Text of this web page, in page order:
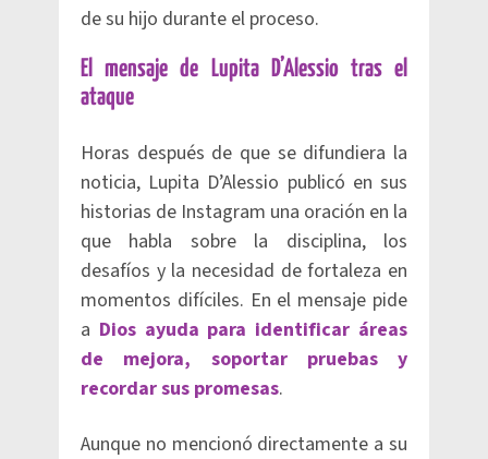
de su hijo durante el proceso.
El mensaje de Lupita D’Alessio tras el
ataque
Horas después de que se difundiera la
noticia, Lupita D’Alessio publicó en sus
historias de Instagram una oración en la
que habla sobre la disciplina, los
desafíos y la necesidad de fortaleza en
momentos difíciles. En el mensaje pide
a Dios ayuda para identificar áreas
de mejora, soportar pruebas y
recordar sus promesas.
Aunque no mencionó directamente a su